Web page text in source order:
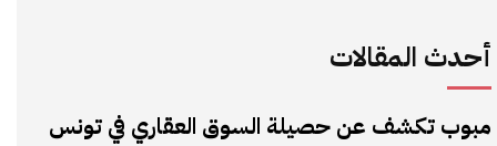
أحدث المقالات
مبوب تكشف عن حصيلة السوق العقاري في تونس